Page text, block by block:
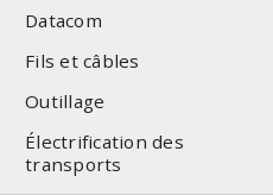
Datacom
Fils et câbles
Outillage
Électrification des
transports